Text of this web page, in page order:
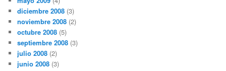
diciembre 2008 (3)
noviembre 2008 (2)
octubre 2008 (5)
septiembre 2008 (3)
julio 2008 (2)
junio 2008 (3)